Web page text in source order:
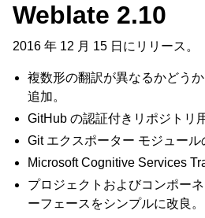
Weblate 2.10
2016 年 12 月 15 日にリリース。
複数形の翻訳が異なるかどう
追加。
GitHub の認証付きリポジトリ
Git エクスポーター モジュール
Microsoft Cognitive Services
プロジェクトおよびコンポー
ーフェースをシンプルに改良。